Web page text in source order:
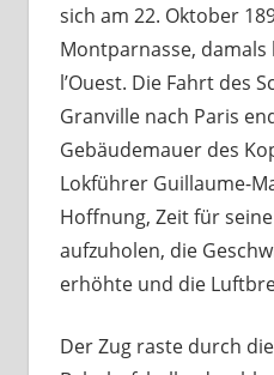
sich am 22. Oktober
Montparnasse, damals
l’Ouest. Die Fahrt des
Granville nach Paris
Gebäudemauer des
Lokführer Guillaume-
Hoffnung, Zeit für
aufzuholen, die
erhöhte und die
Der Zug raste durch